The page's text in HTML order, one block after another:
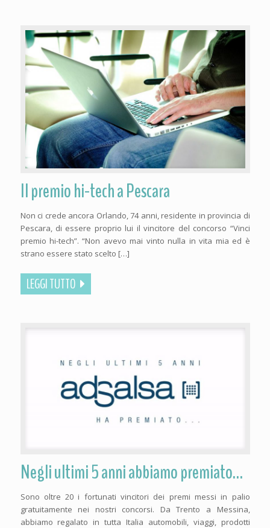
Il premio hi-tech a Pescara
Non ci crede ancora Orlando, 74 anni, residente in provincia di
Pescara, di essere proprio lui il vincitore del concorso “Vinci
premio hi-tech”. “Non avevo mai vinto nulla in vita mia ed è
strano essere stato scelto […]
LEGGI TUTTO
Negli ultimi 5 anni abbiamo premiato…
Sono oltre 20 i fortunati vincitori dei premi messi in palio
gratuitamente nei nostri concorsi. Da Trento a Messina,
abbiamo regalato in tutta Italia automobili, viaggi, prodotti